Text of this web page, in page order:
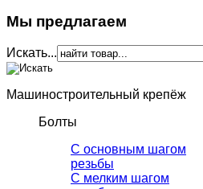
Мы предлагаем
Искать...
Машиностроительный крепёж
Болты
С основным шагом
резьбы
C мелким шагом